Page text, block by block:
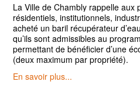
La Ville de Chambly rappelle aux
résidentiels, institutionnels,
acheté un baril récupérateur
qu’ils sont admissibles au
permettant de bénéficier d’une
(deux maximum par propriété).
En savoir plus...